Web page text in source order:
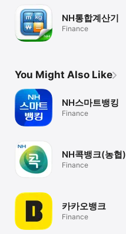
NH통합계산기
Finance
You Might Also Like
NH스마트뱅킹
Finance
NH콕뱅크(농협)
Finance
카카오뱅크
Finance